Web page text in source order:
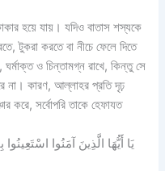
হয়ে যায়। যদিও বাতাস শস্যকে
টুকরা করতে বা নীচে ফেলে দিতে
ও চিন্তামগ্ন রাখে, কিন্তু সে
না। কারণ, আল্লাহর প্রতি দৃঢ়
করে, সর্বোপরি তাকে হেফাযত